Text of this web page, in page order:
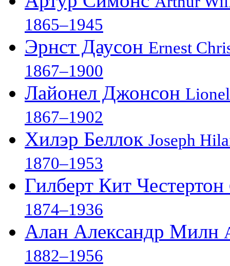
1865–1945
Эрнст Даусон Ernest
1867–1900
Лайонел Джонсон
1867–1902
Хилэр Беллок Joseph
1870–1953
Гилберт Кит Честертон
1874–1936
Алан Александр Милн
1882–1956